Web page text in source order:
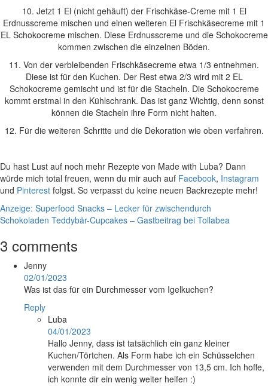
10. Jetzt 1 El (nicht gehäuft) der Frischkäse-Creme mit 1 El
Erdnusscreme mischen und einen weiteren El Frischkäsecreme mit 1
EL Schokocreme mischen. Diese Erdnusscreme und die Schokocreme
kommen zwischen die einzelnen Böden.
11. Von der verbleibenden Frischkäsecreme etwa 1/3 entnehmen.
Diese ist für den Kuchen. Der Rest etwa 2/3 wird mit 2 EL
Schokocreme gemischt und ist für die Stacheln. Die Schokocreme
kommt erstmal in den Kühlschrank. Das ist ganz Wichtig, denn sonst
können die Stacheln ihre Form nicht halten.
12. Für die weiteren Schritte und die Dekoration wie oben verfahren.
Du hast Lust auf noch mehr Rezepte von Made with Luba? Dann
würde mich total freuen, wenn du mir auch auf Facebook, Instagram
und Pinterest folgst. So verpasst du keine neuen Backrezepte mehr!
Beitragsnavigation
Anzeige: Superfood Snacks – Lecker für zwischendurch
Schokoladen Teddybär-Cupcakes – Gastbeitrag bei Tollabea
3 comments
Jenny
02/01/2023
Was ist das für ein Durchmesser vom Igelkuchen?
Reply
Luba
04/01/2023
Hallo Jenny, dass ist tatsächlich ein ganz kleiner
Kuchen/Törtchen. Als Form habe ich ein Schüsselchen
verwenden mit dem Durchmesser von 13,5 cm. Ich hoffe,
ich konnte dir ein wenig weiter helfen :)